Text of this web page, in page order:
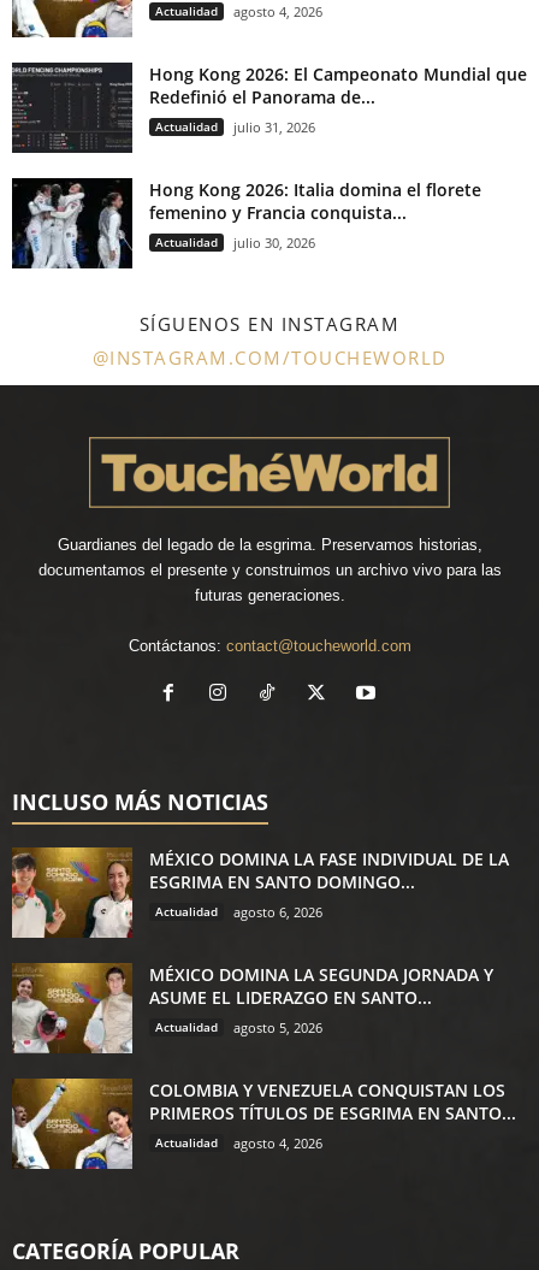
Actualidad agosto 4, 2026
Hong Kong 2026: El Campeonato Mundial que
Redefinió el Panorama de...
Actualidad julio 31, 2026
Hong Kong 2026: Italia domina el florete
femenino y Francia conquista...
Actualidad julio 30, 2026
SÍGUENOS EN INSTAGRAM
@INSTAGRAM.COM/TOUCHEWORLD
Guardianes del legado de la esgrima. Preservamos historias,
documentamos el presente y construimos un archivo vivo para las
futuras generaciones.
Contáctanos: contact@toucheworld.com
INCLUSO MÁS NOTICIAS
MÉXICO DOMINA LA FASE INDIVIDUAL DE LA
ESGRIMA EN SANTO DOMINGO...
Actualidad agosto 6, 2026
MÉXICO DOMINA LA SEGUNDA JORNADA Y
ASUME EL LIDERAZGO EN SANTO...
Actualidad agosto 5, 2026
COLOMBIA Y VENEZUELA CONQUISTAN LOS
PRIMEROS TÍTULOS DE ESGRIMA EN SANTO...
Actualidad agosto 4, 2026
CATEGORÍA POPULAR